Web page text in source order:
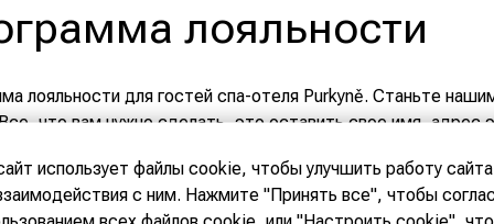
использует файлы cookie, чтобы улучшить работу
с ним. Нажмите "Принять все", чтобы
лояльности
лояльности для гостей спа-отеля Purkyně. Станьте
что вам нужно сделать, это оставить свое имя, адрес
отеле действуют три уровня скидок для постоянных